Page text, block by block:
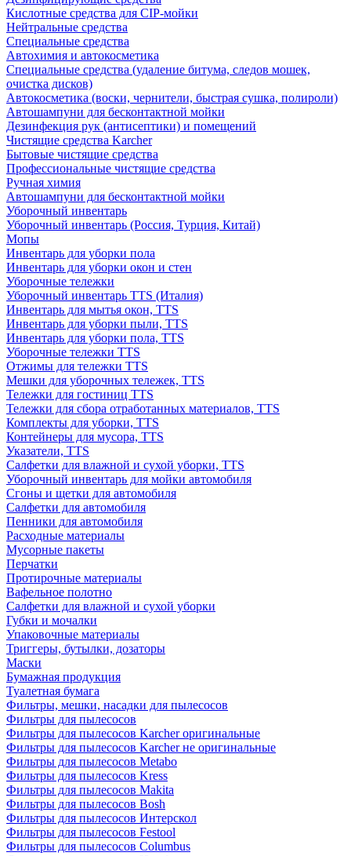
Кислотные средства для CIP-мойки
Нейтральные средства
Специальные средства
Автохимия и автокосметика
Специальные средства (удаление битума, следов мошек,
очистка дисков)
Автокосметика (воски, чернители, быстрая сушка, полироли)
Автошампуни для бесконтактной мойки
Дезинфекция рук (антисептики) и помещений
Чистящие средства Karcher
Бытовые чистящие средства
Профессиональные чистящие средства
Ручная химия
Автошампуни для бесконтактной мойки
Уборочный инвентарь
Уборочный инвентарь (Россия, Турция, Китай)
Мопы
Инвентарь для уборки пола
Инвентарь для уборки окон и стен
Уборочные тележки
Уборочный инвентарь TTS (Италия)
Инвентарь для мытья окон, TTS
Инвентарь для уборки пыли, TTS
Инвентарь для уборки пола, TTS
Уборочные тележки TTS
Отжимы для тележки TTS
Мешки для уборочных тележек, TTS
Тележки для гостиниц TTS
Тележки для сбора отработанных материалов, TTS
Комплекты для уборки, TTS
Контейнеры для мусора, TTS
Указатели, TTS
Салфетки для влажной и сухой уборки, TTS
Уборочный инвентарь для мойки автомобиля
Сгоны и щетки для автомобиля
Салфетки для автомобиля
Пенники для автомобиля
Расходные материалы
Мусорные пакеты
Перчатки
Протирочные материалы
Вафельное полотно
Салфетки для влажной и сухой уборки
Губки и мочалки
Упаковочные материалы
Триггеры, бутылки, дозаторы
Маски
Бумажная продукция
Туалетная бумага
Фильтры, мешки, насадки для пылесосов
Фильтры для пылесосов
Фильтры для пылесосов Karcher оригинальные
Фильтры для пылесосов Karcher не оригинальные
Фильтры для пылесосов Metabo
Фильтры для пылесосов Kress
Фильтры для пылесосов Makita
Фильтры для пылесосов Bosh
Фильтры для пылесосов Интерскол
Фильтры для пылесосов Festool
Фильтры для пылесосов Columbus